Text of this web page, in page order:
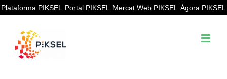
Skip
content
Plataforma PIKSEL Portal PIKSEL Mercat Web PIKSEL Àgora PIKSEL